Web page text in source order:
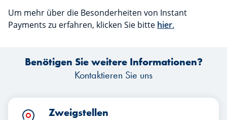
Um mehr über die Besonderheiten von Instant
Payments zu erfahren, klicken Sie bitte hier.
Benötigen Sie weitere Informationen?
Kontaktieren Sie uns
Zweigstellen